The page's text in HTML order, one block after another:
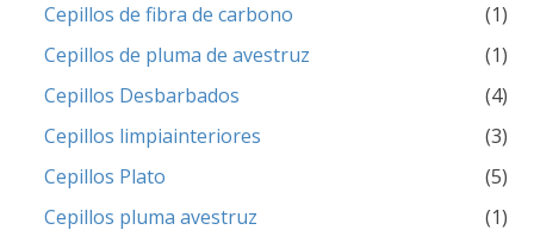
Cepillos de fibra de carbono
(1)
Cepillos de pluma de avestruz
(1)
Cepillos Desbarbados
(4)
Cepillos limpiainteriores
(3)
Cepillos Plato
(5)
Cepillos pluma avestruz
(1)